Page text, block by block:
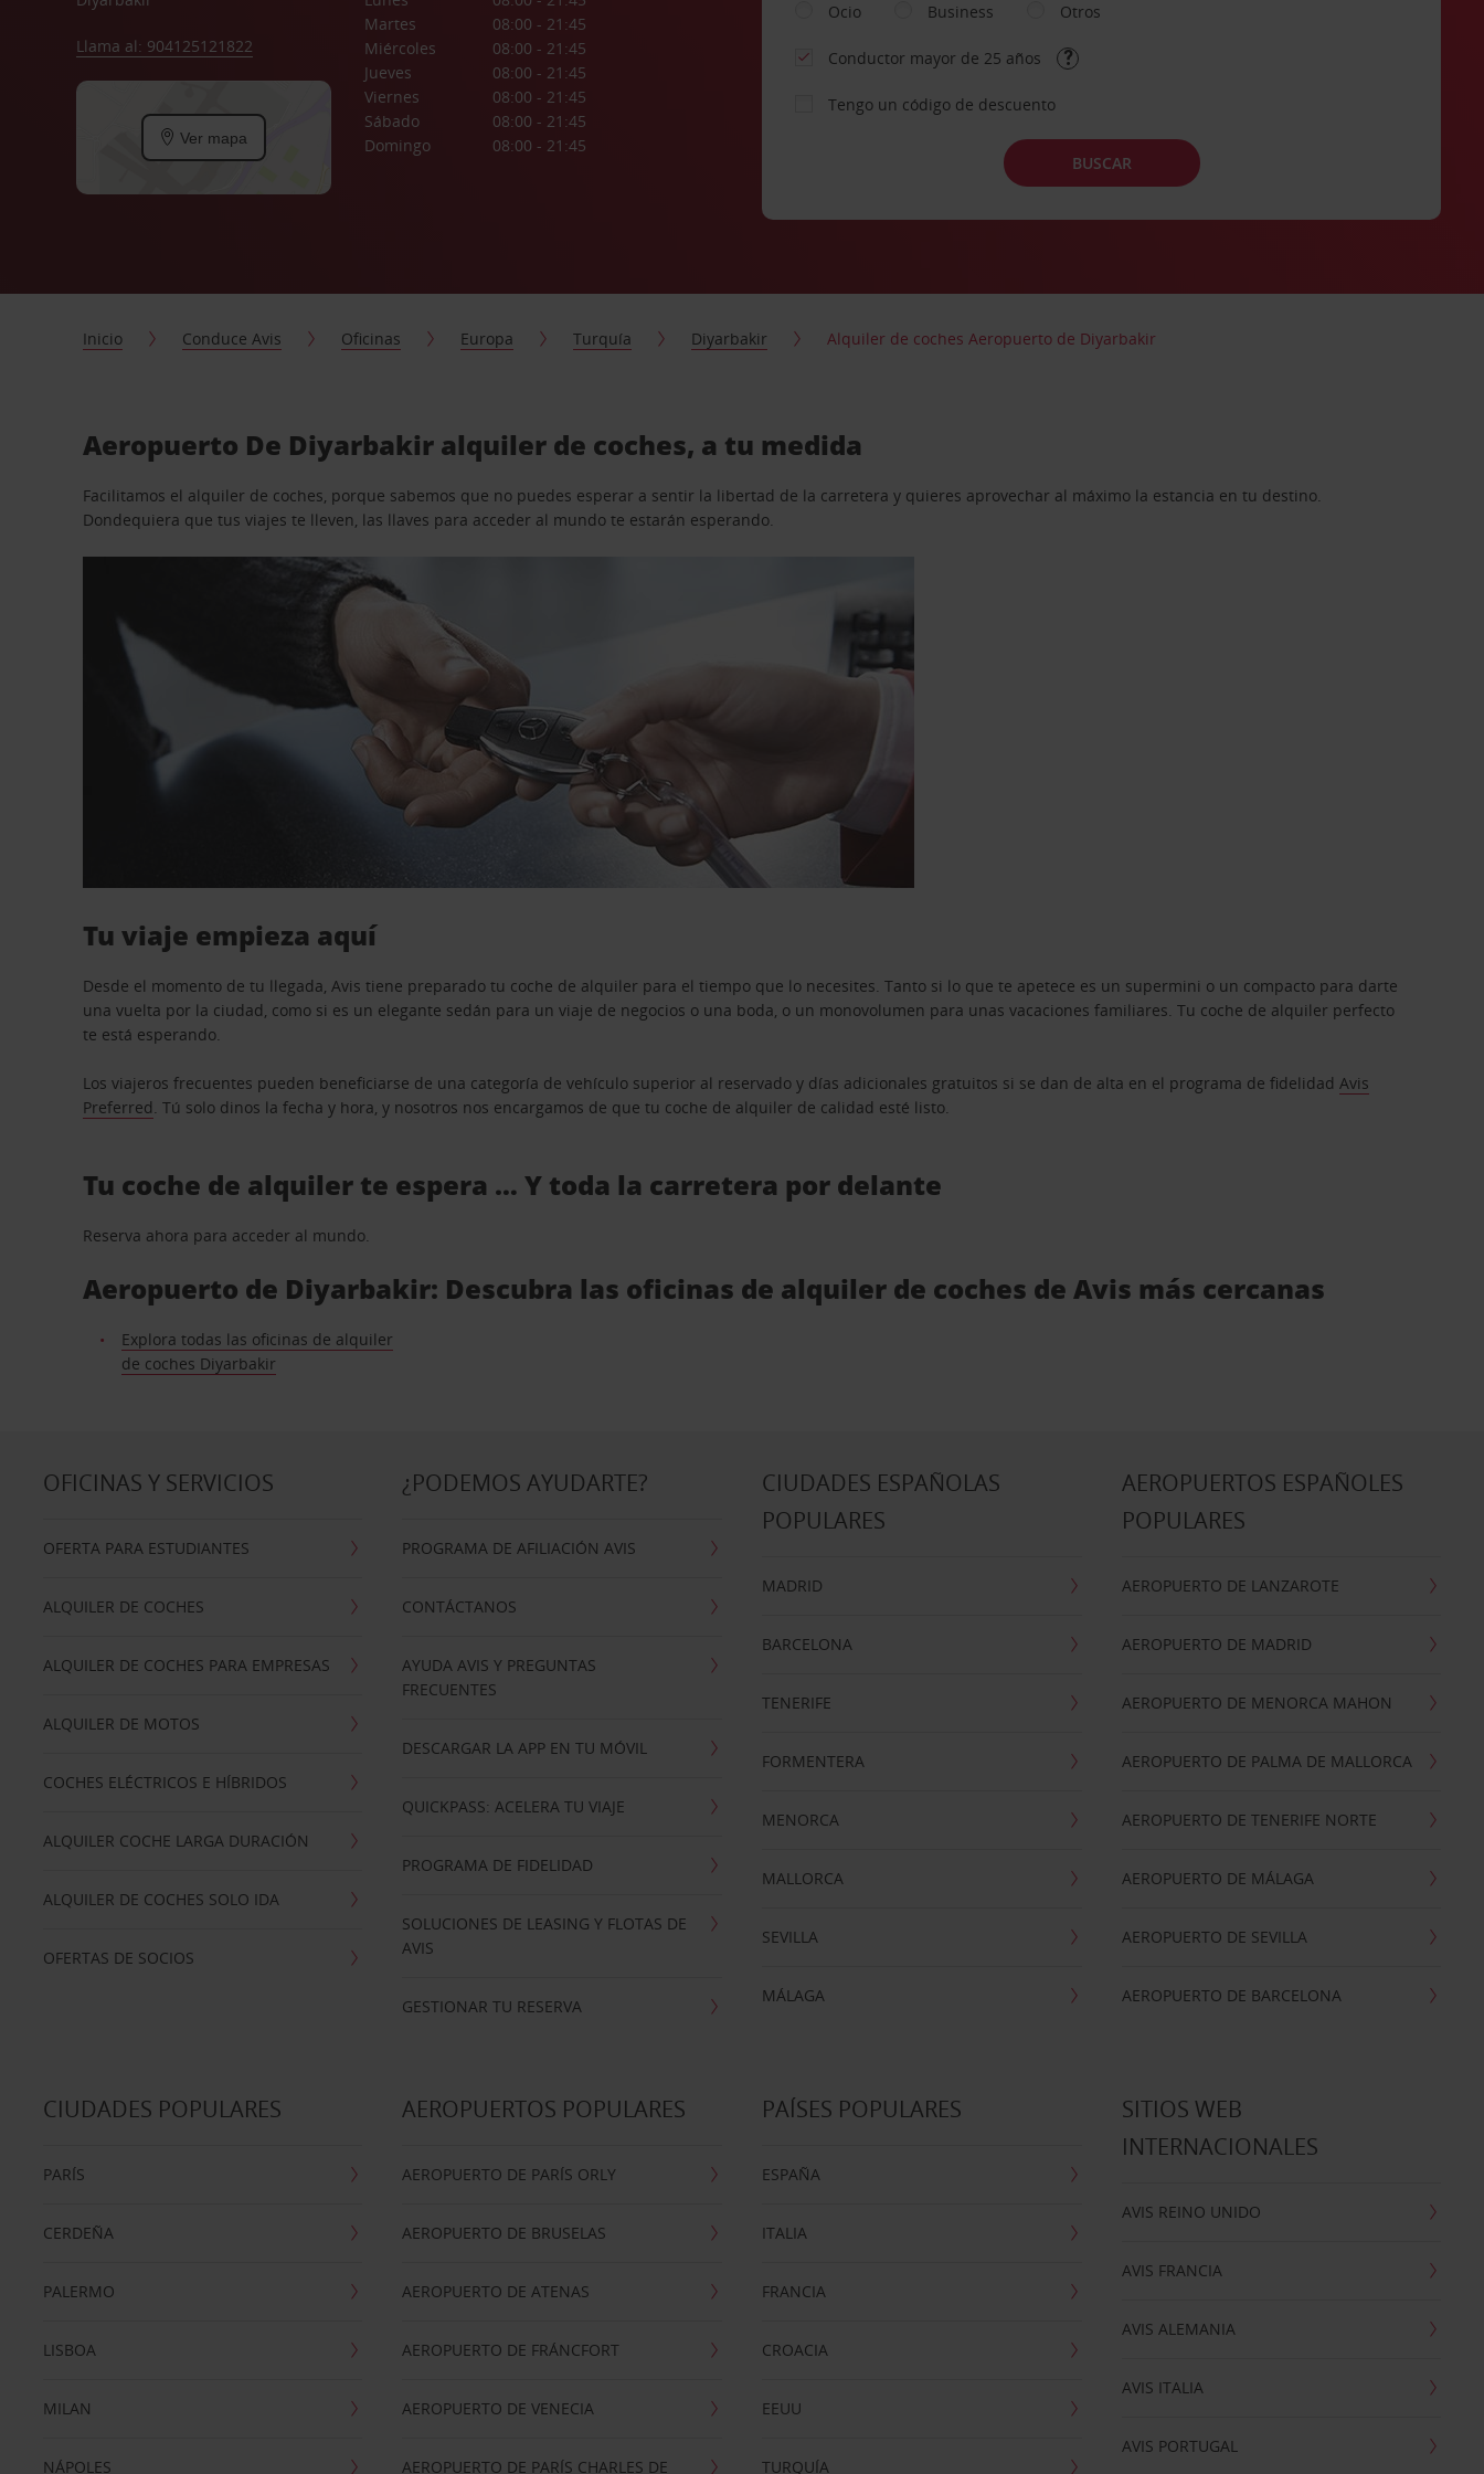
Llama al: 904125121822
Ver mapa
Martes
08:00 - 21:45
Miércoles
08:00 - 21:45
Jueves
08:00 - 21:45
Viernes
08:00 - 21:45
Sábado
08:00 - 21:45
Domingo
08:00 - 21:45
Ocio
Business Otros
Conductor mayor de 25 años
Tengo un código de descuento
BUSCAR
Inicio Conduce Avis Oficinas Europa Turquía Diyarbakir Alquiler de coches Aeropuerto de Diyarbakir
Aeropuerto De Diyarbakir alquiler de coches, a tu medida
Facilitamos el alquiler de coches, porque sabemos que no puedes esperar a sentir la libertad de la carretera y quieres aprovechar al máximo la estancia en tu destino.
Dondequiera que tus viajes te lleven, las llaves para acceder al mundo te estarán esperando.
Tu viaje empieza aquí
Desde el momento de tu llegada, Avis tiene preparado tu coche de alquiler para el tiempo que lo necesites. Tanto si lo que te apetece es un supermini o un compacto para darte
una vuelta por la ciudad, como si es un elegante sedán para un viaje de negocios o una boda, o un monovolumen para unas vacaciones familiares. Tu coche de alquiler perfecto
te está esperando.
Los viajeros frecuentes pueden beneficiarse de una categoría de vehículo superior al reservado y días adicionales gratuitos si se dan de alta en el programa de fidelidadAvis
Preferred. Tú solo dinos la fecha y hora, y nosotros nos encargamos de que tu coche de alquiler de calidad esté listo.
Tu coche de alquiler te espera … Y toda la carretera por delante
Reserva ahora para acceder al mundo.
Aeropuerto de Diyarbakir: Descubra las oficinas de alquiler de coches de Avis más cercanas
Explora todas las oficinas de alquiler
de coches Diyarbakir
OFICINAS Y SERVICIOS
OFERTA PARA ESTUDIANTES
ALQUILER DE COCHES
ALQUILER DE COCHES PARA EMPRESAS
ALQUILER DE MOTOS
COCHES ELÉCTRICOS E HÍBRIDOS
ALQUILER COCHE LARGA DURACIÓN
ALQUILER DE COCHES SOLO IDA
OFERTAS DE SOCIOS
¿PODEMOS AYUDARTE?
PROGRAMA DE AFILIACIÓN AVIS
CONTÁCTANOS
AYUDA AVIS Y PREGUNTAS
FRECUENTES
DESCARGAR LA APP EN TU MÓVIL
QUICKPASS: ACELERA TU VIAJE
PROGRAMA DE FIDELIDAD
SOLUCIONES DE LEASING Y FLOTAS DE
AVIS
GESTIONAR TU RESERVA
CIUDADES ESPAÑOLAS
POPULARES
MADRID
BARCELONA
TENERIFE
FORMENTERA
MENORCA
MALLORCA
SEVILLA
MÁLAGA
AEROPUERTOS ESPAÑOLES
POPULARES
AEROPUERTO DE LANZAROTE
AEROPUERTO DE MADRID
AEROPUERTO DE MENORCA MAHON
AEROPUERTO DE PALMA DE MALLORCA
AEROPUERTO DE TENERIFE NORTE
AEROPUERTO DE MÁLAGA
AEROPUERTO DE SEVILLA
AEROPUERTO DE BARCELONA
CIUDADES POPULARES
PARÍS
CERDEÑA
PALERMO
LISBOA
MILAN
NÁPOLES
AEROPUERTOS POPULARES
AEROPUERTO DE PARÍS ORLY
AEROPUERTO DE BRUSELAS
AEROPUERTO DE ATENAS
AEROPUERTO DE FRÁNCFORT
AEROPUERTO DE VENECIA
AEROPUERTO DE PARÍS CHARLES DE
PAÍSES POPULARES
ESPAÑA
ITALIA
FRANCIA
CROACIA
EEUU
TURQUÍA
SITIOS WEB
INTERNACIONALES
AVIS REINO UNIDO
AVIS FRANCIA
AVIS ALEMANIA
AVIS ITALIA
AVIS PORTUGAL